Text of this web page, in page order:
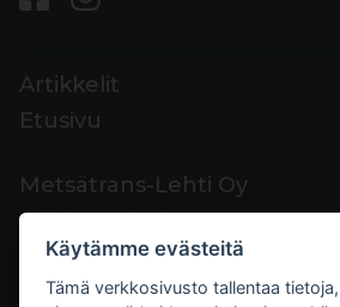
Artikkelit
Etusivu
Metsätrans-Lehti Oy
Asiakaspalvelu
Yhteystiedot
Palaute
Käytämme evästeitä
Tämä verkkosivusto tallentaa